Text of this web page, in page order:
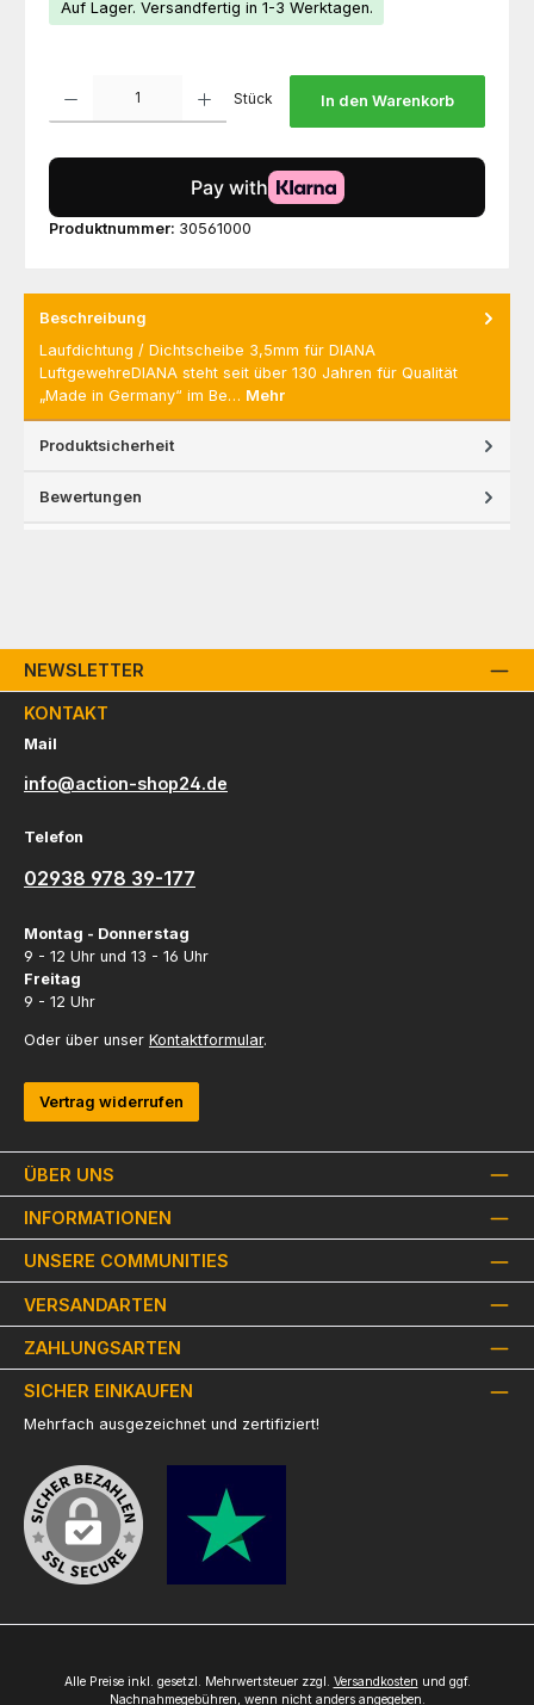
Auf Lager. Versandfertig in 1-3 Werktagen.
Stück In den Warenkorb
Produktnummer: 30561000
Beschreibung
Laufdichtung / Dichtscheibe 3,5mm für DIANA
LuftgewehreDIANA steht seit über 130 Jahren für Qualität
„Made in Germany“ im Be… Mehr
Produktsicherheit
Bewertungen
NEWSLETTER
ÜBER UNS
INFORMATIONEN
KONTAKT
Mail
info@action-shop24.de
Telefon
02938 978 39-177
Montag - Donnerstag
9 - 12 Uhr und 13 - 16 Uhr
Freitag
9 - 12 Uhr
Oder über unser Kontaktformular.
Vertrag widerrufen
UNSERE COMMUNITIES
VERSANDARTEN
ZAHLUNGSARTEN
SICHER EINKAUFEN
Mehrfach ausgezeichnet und zertifiziert!
Alle Preise inkl. gesetzl. Mehrwertsteuer zzgl. Versandkosten und ggf.
Nachnahmegebühren, wenn nicht anders angegeben.